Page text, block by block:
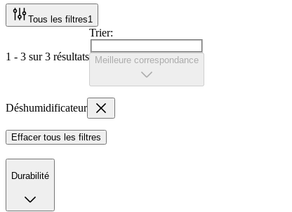
Tous les filtres1
1 - 3 sur 3 résultats
Trier:
Meilleure correspondance
Déshumidificateur
Effacer tous les filtres
Durabilité